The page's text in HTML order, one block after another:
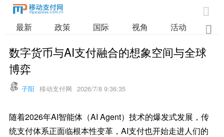

最新 政策 国际 视角 活动 业

数字货币与AI支付融合的想象空间与全球
博弈
子阳 移动支付网 2026/7/8 9:36:35
随着2026年AI智能体（AI Agent）技术的爆发式发展，传
统支付体系正面临根本性变革，AI支付也开始走进人们的